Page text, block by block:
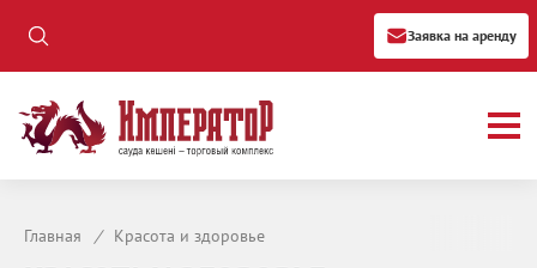
Заявка на аренду
Главная / Красота и здоровье